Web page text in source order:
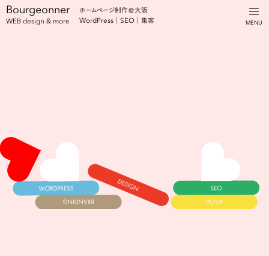
ホームページ制作＠大阪
WordPress｜SEO｜集客
Bourgeonner
WEB design & more MENU